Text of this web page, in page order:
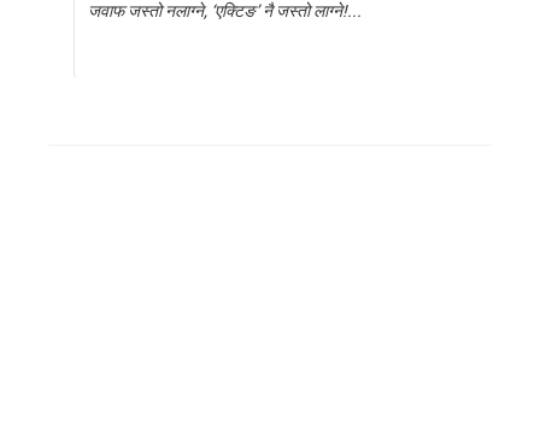
जवाफ जस्तो नलाग्ने, ‘एक्टिङ’ नै जस्तो लाग्ने!...